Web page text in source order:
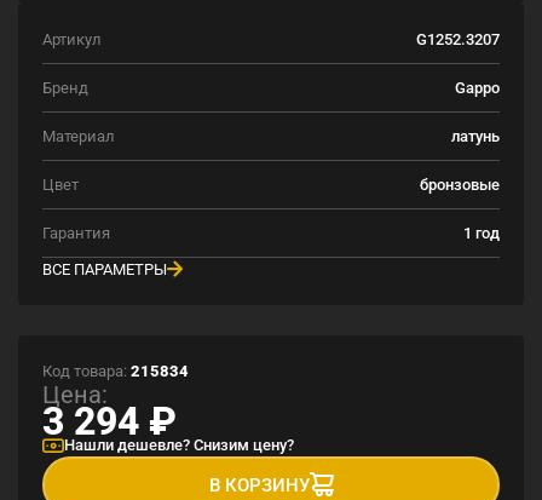
Артикул G1252.3207
Бренд Gappo
Материал латунь
Цвет бронзовые
Гарантия
1 год
ВСЕ ПАРАМЕТРЫ
Код товара: 215834
Цена:
3 294 ₽
Нашли дешевле? Снизим цену?
В КОРЗИНУ